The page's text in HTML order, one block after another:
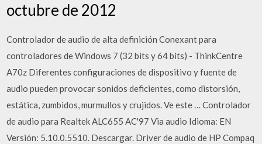
octubre de 2012
Controlador de audio de alta definición Conexant para
controladores de Windows 7 (32 bits y 64 bits) - ThinkCentre
A70z Diferentes configuraciones de dispositivo y fuente de
audio pueden provocar sonidos deficientes, como distorsión,
estática, zumbidos, murmullos y crujidos. Ve este … Controlador
de audio para Realtek ALC655 AC'97 Via audio Idioma: EN
Versión: 5.10.0.5510. Descargar. Driver de audio de HP Compaq